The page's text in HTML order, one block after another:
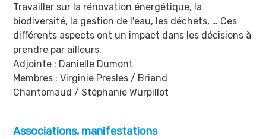
Travailler sur la rénovation énergétique, la
biodiversité, la gestion de l'eau, les déchets, … Ces
différents aspects ont un impact dans les décisions à
prendre par ailleurs.
Adjointe : Danielle Dumont
Membres : Virginie Presles / Briand
Chantomaud / Stéphanie Wurpillot
Associations, manifestations